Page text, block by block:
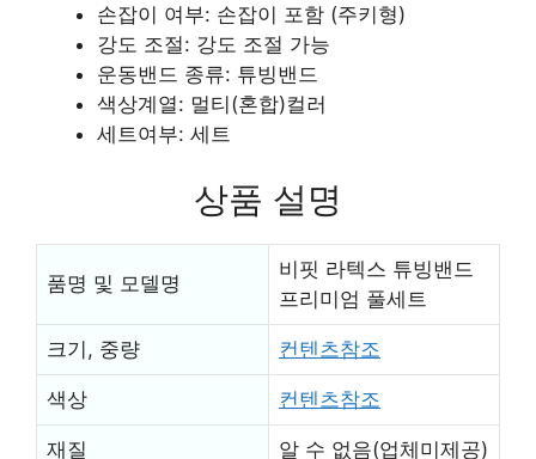
손잡이 여부: 손잡이 포함 (주키형)
강도 조절: 강도 조절 가능
운동밴드 종류: 튜빙밴드
색상계열: 멀티(혼합)컬러
세트여부: 세트
상품 설명
품명 및 모델명
비핏 라텍스 튜빙밴드
프리미엄 풀세트
크기, 중량 컨텐츠참조
색상 컨텐츠참조
재질 알 수 없음(업체미제공)